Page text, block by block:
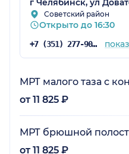
Советский район
Открыто до 16:30
+7 (351) 277-90-54
МРТ малого таза с
от 11 825 ₽
МРТ брюшной
от 11 825 ₽